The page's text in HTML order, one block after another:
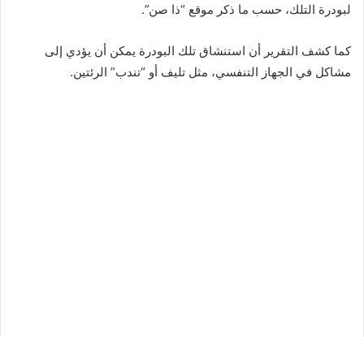
لبودرة التلك، حسب ما ذكر موقع “ذا صن”.
كما كشف التقرير أن استنشاق تلك البودرة يمكن أن يؤدي إلى
مشاكل في الجهاز التنفسي، مثل تليف أو “تندب” الرئتين.